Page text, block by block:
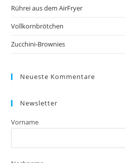
Rührei aus dem AirFryer
Vollkornbrötchen
Zucchini-Brownies
Neueste Kommentare
Newsletter
Vorname